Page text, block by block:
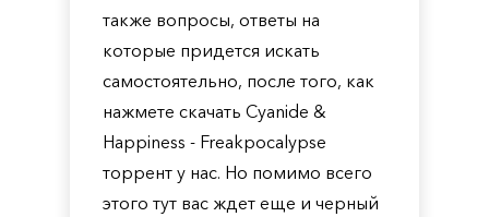
также вопросы, ответы на
которые придется искать
самостоятельно, после того, как
нажмете скачать Cyanide &
Happiness - Freakpocalypse
торрент у нас. Но помимо всего
этого тут вас ждет еще и черный